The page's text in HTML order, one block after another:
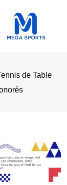
de Table